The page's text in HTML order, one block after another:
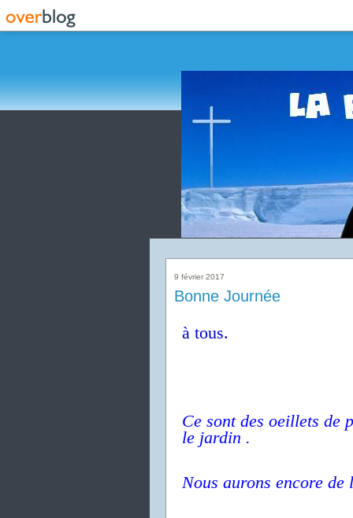
9 février 2017
Bonne Journée
à tous.
Ce sont des oeillets de
le jardin .
Nous aurons encore